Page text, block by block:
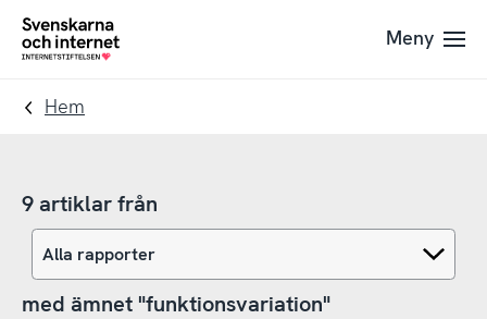
Till
navigation
Till
innehåll
To
Meny
Hem
9 artiklar från
med ämnet "funktionsvariation"